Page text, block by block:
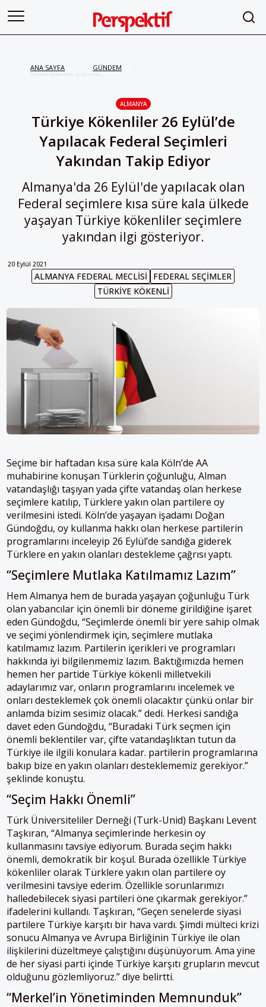
ANA SAYFA GÜNDEM
Türkiye Kökenliler 26 Eylül’de
ALMANYA
Türkiye Kökenliler 26 Eylül’de
Yapılacak Federal Seçimleri
Yakından Takip Ediyor
Almanya'da 26 Eylül'de yapılacak olan
Federal seçimlere kısa süre kala ülkede
yaşayan Türkiye kökenliler seçimlere
yakından ilgi gösteriyor.
20 Eylül 2021
ALMANYA FEDERAL MECLISI
FEDERAL SEÇIMLER
TÜRKIYE KÖKENLI
Seçime bir haftadan kısa süre kala Köln’de AA
muhabirine konuşan Türklerin çoğunluğu, Alman
vatandaşlığı taşıyan yada çifte vatandaş olan herkese
seçimlere katılıp, Türklere yakın olan partilere oy
verilmesini istedi. Köln’de yaşayan işadamı Doğan
Gündoğdu, oy kullanma hakkı olan herkese partilerin
programlarını inceleyip 26 Eylül’de sandığa giderek
Türklere en yakın olanları destekleme çağrısı yaptı.
“Seçimlere Mutlaka Katılmamız Lazım”
Hem Almanya hem de burada yaşayan çoğunluğu Türk
olan yabancılar için önemli bir döneme girildiğine işaret
eden Gündoğdu, “Seçimlerde önemli bir yere sahip olmak
ve seçimi yönlendirmek için, seçimlere mutlaka
katılmamız lazım. Partilerin içerikleri ve programları
hakkında iyi bilgilenmemiz lazım. Baktığımızda hemen
hemen her partide Türkiye kökenli milletvekili
adaylarımız var, onların programlarını incelemek ve
onları desteklemek çok önemli olacaktır çünkü onlar bir
anlamda bizim sesimiz olacak.” dedi. Herkesi sandığa
davet eden Gündoğdu, “Buradaki Türk seçmen için
önemli beklentiler var, çifte vatandaşlıktan tutun da
Türkiye ile ilgili konulara kadar. partilerin programlarına
bakıp bize en yakın olanları desteklememiz gerekiyor.”
şeklinde konuştu.
“Seçim Hakkı Önemli”
Türk Üniversiteliler Derneği (Turk-Unid) Başkanı Levent
Taşkıran, “Almanya seçimlerinde herkesin oy
kullanmasını tavsiye ediyorum. Burada seçim hakkı
önemli, demokratik bir koşul. Burada özellikle Türkiye
kökenliler olarak Türklere yakın olan partilere oy
verilmesini tavsiye ederim. Özellikle sorunlarımızı
halledebilecek siyasi partileri öne çıkarmak gerekiyor.”
ifadelerini kullandı. Taşkıran, “Geçen senelerde siyasi
partilere Türkiye karşıtı bir hava vardı. Şimdi mülteci krizi
sonucu Almanya ve Avrupa Birliğinin Türkiye ile olan
ilişkilerini düzeltmeye çalıştığını düşünüyorum. Ama yine
de her siyasi parti içinde Türkiye karşıtı grupların mevcut
olduğunu gözlemliyoruz.” diye belirtti.
“Merkel’in Yönetiminden Memnunduk”